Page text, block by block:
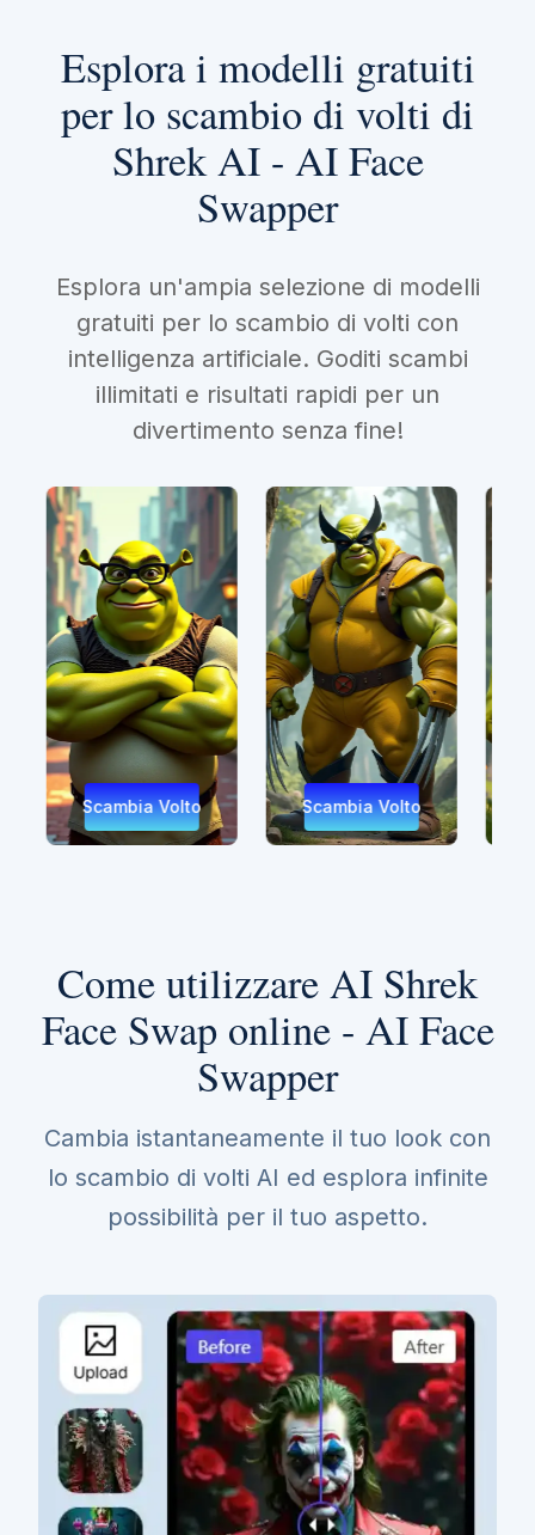
Esplora i modelli gratuiti
per lo scambio di volti di
Shrek AI - AI Face
Swapper
Esplora un'ampia selezione di modelli
gratuiti per lo scambio di volti con
intelligenza artificiale. Goditi scambi
illimitati e risultati rapidi per un
divertimento senza fine!
Scambia Volto Scambia Volto
Come utilizzare AI Shrek
Face Swap online - AI Face
Swapper
Cambia istantaneamente il tuo look con
lo scambio di volti AI ed esplora infinite
possibilità per il tuo aspetto.